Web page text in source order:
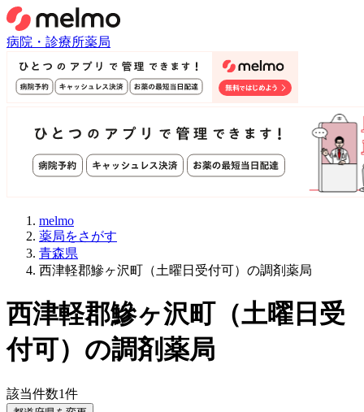
病院・診療所薬局
melmo
薬局をさがす
青森県
西津軽郡鰺ヶ沢町（土曜日受付可）の調剤薬局
西津軽郡鰺ヶ沢町（土曜日受
付可） の調剤薬局
該当件数1件